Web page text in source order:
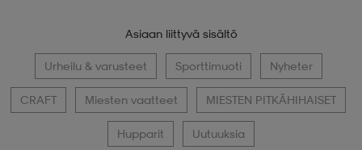
Asiaan liittyvä sisältö
Urheilu & varusteet Sporttimuoti Nyheter
CRAFT Miesten vaatteet MIESTEN PITKÄHIHAISET
Hupparit Uutuuksia